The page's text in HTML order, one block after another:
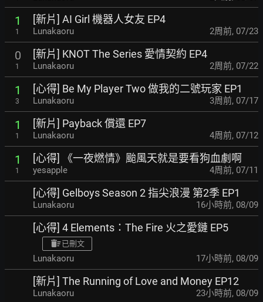
1
1
[新片] AI Girl 機器人女友 EP4
Lunakaoru 2周前, 07/23
0
1
[新片] KNOT The Series 愛情契約 EP4
Lunakaoru 2周前, 07/22
1
3
[心得] Be My Player Two 做我的二號玩家 EP1
Lunakaoru 3周前, 07/17
1
1
[新片] Payback 償還 EP7
Lunakaoru 4周前, 07/12
1
1
[心得] 《一夜燃情》颱風天就是要看狗血劇啊
yesapple 4周前, 07/11
[心得] Gelboys Season 2 指尖浪漫 第2季 EP1
Lunakaoru 16小時前, 08/09
[心得] 4 Elements：The Fire 火之愛鏈 EP5
已刪文
Lunakaoru 17小時前, 08/09
[新片] The Running of Love and Money EP12
Lunakaoru 23小時前, 08/09